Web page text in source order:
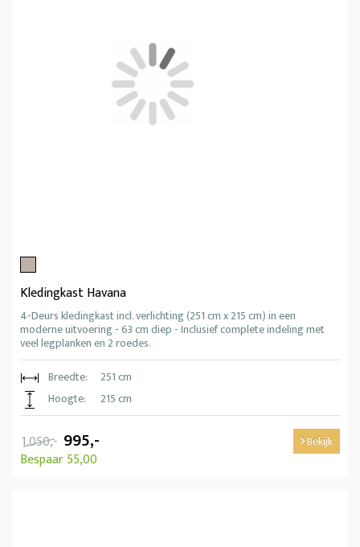
Kledingkast Havana
4-Deurs kledingkast incl. verlichting (251 cm x 215 cm) in een
moderne uitvoering - 63 cm diep - Inclusief complete indeling met
veel legplanken en 2 roedes.
Breedte:
251 cm
Hoogte:
215 cm
1.050,- 995,-
Bespaar 55,00
Bekijk